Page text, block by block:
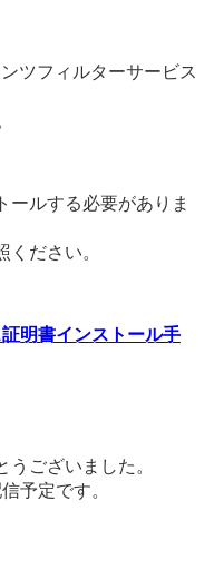
ツフィルターサービス
ールする必要がありま
ださい。
明書インストール手
ございました。
予定です。